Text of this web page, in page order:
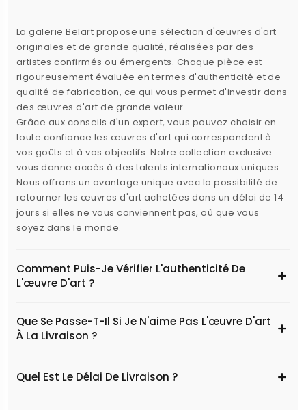
La galerie Belart propose une sélection d'œuvres d'art
originales et de grande qualité, réalisées par des
artistes confirmés ou émergents. Chaque pièce est
rigoureusement évaluée en termes d'authenticité et de
qualité de fabrication, ce qui vous permet d'investir dans
des œuvres d'art de grande valeur.
Grâce aux conseils d'un expert, vous pouvez choisir en
toute confiance les œuvres d'art qui correspondent à
vos goûts et à vos objectifs. Notre collection exclusive
vous donne accès à des talents internationaux uniques.
Nous offrons un avantage unique avec la possibilité de
retourner les œuvres d'art achetées dans un délai de 14
jours si elles ne vous conviennent pas, où que vous
soyez dans le monde.
Comment Puis-Je Vérifier L'authenticité De
L'œuvre D'art ?
Que Se Passe-T-Il Si Je N'aime Pas L'œuvre D'art
À La Livraison ?
Quel Est Le Délai De Livraison ?